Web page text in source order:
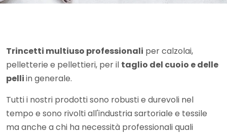
Trincetti multiuso professionali per calzolai,
pelletterie e pellettieri, per il taglio del cuoio e delle
pelliin generale.
Tutti i nostri prodotti sono robusti e durevoli nel
tempo e sono rivolti all'industria sartoriale e tessile
ma anche a chi ha necessità professionali quali